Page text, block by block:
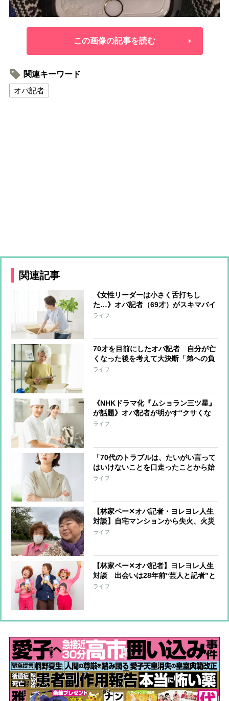
この画像の記事を読む
関連キーワード
オバ記者
関連記事
《女性リーダーは小さく舌打ちし
た…》オバ記者（69才）がスキマバイ
トに挑戦「私に肉体労働をする資格は
ライフ
70才を目前にしたオバ記者 自分が亡
くなった後を考えて大決断「弟への負
担は最小限にしたい」と“この世の荷
ライフ
《NHKドラマ化『ムショラン三ツ星』
が話題》オバ記者が明かす“クサくな
いメシ”を作る管理栄養士の話、そし
ライフ
「70代のトラブルは、たいがい言って
はいけないことを口走ったことから始
まっている」オバ記者（69）は“老年
ライフ
【林家ペー✕オバ記者・ヨレヨレ人生
対談】自宅マンションから失火、火災
保険に入っておらず周辺住宅への補償
ライフ
【林家ペー✕オバ記者】ヨレヨレ人生
対談 出会いは28年前“芸人と記者”と
いう関係から“芸人とマネジャー”にな
ライフ